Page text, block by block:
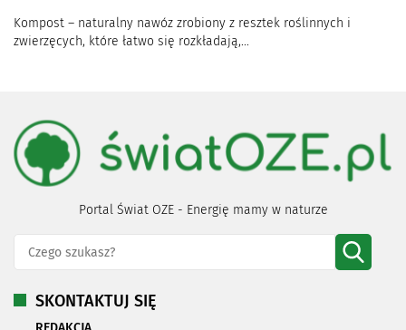
Kompost – naturalny nawóz zrobiony z resztek roślinnych i
zwierzęcych, które łatwo się rozkładają,...
Portal Świat OZE - Energię mamy w naturze
SKONTAKTUJ SIĘ